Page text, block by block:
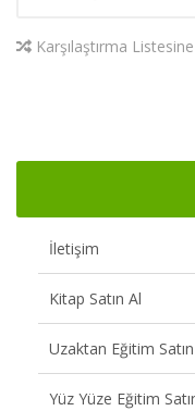
İletişim
Kitap Satın Al
Uzaktan Eğitim
Yüz Yüze Eğitim
Karşılaştırma